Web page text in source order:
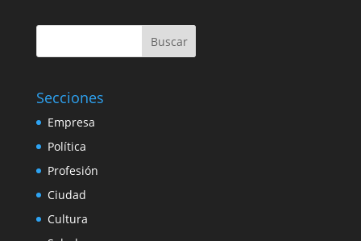
Buscar
Secciones
Empresa
Política
Profesión
Ciudad
Cultura